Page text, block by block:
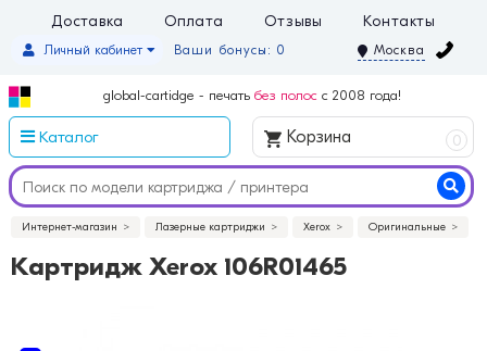
Доставка Оплата Отзывы Контакты
Ваши бонусы: 0
Личный кабинет Москва
global-cartidge - печать без полос с 2008 года!
Каталог Корзина 0
Интернет-магазин Лазерные картриджи Xerox Оригинальные
Картридж Xerox 106R01465